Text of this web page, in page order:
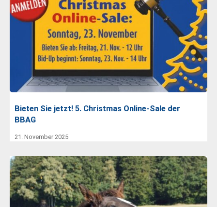
Bieten Sie jetzt! 5. Christmas Online-Sale der
BBAG
21. November 2025